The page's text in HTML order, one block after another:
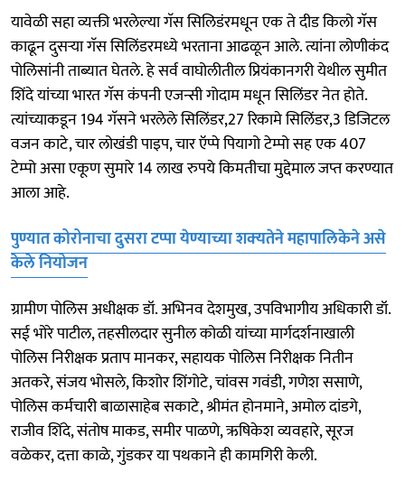
यावेळी सहा व्यक्ती भरलेल्या गॅस सिलिडंरमधून एक ते दीड किलो गॅस
काढून दुसऱ्या गॅस सिलिंडरमध्ये भरताना आढळून आले. त्यांना लोणीकंद
पोलिसांनी ताब्यात घेतले. हे सर्व वाघोलीतील प्रियंकानगरी येथील सुमीत
शिंदे यांच्या भारत गॅस कंपनी एजन्सी गोदाम मधून सिलिंडर नेत होते.
त्यांच्याकडून 194 गॅसने भरलेले सिलिंडर,27 रिकामे सिलिंडर,3 डिजिटल
वजन काटे, चार लोखंडी पाइप, चार ऍप्पे पियागो टेम्पो सह एक 407
टेम्पो असा एकूण सुमारे 14 लाख रुपये किमतीचा मुद्देमाल जप्त करण्यात
आला आहे.
पुण्यात कोरोनाचा दुसरा टप्पा येण्याच्या शक्‍यतेने महापालिकेने असे
केले नियोजन
ग्रामीण पोलिस अधीक्षक डॉ. अभिनव देशमुख, उपविभागीय अधिकारी डॉ.
सई भोरे पाटील, तहसीलदार सुनील कोळी यांच्या मार्गदर्शनाखाली
पोलिस निरीक्षक प्रताप मानकर, सहायक पोलिस निरीक्षक नितीन
अतकरे, संजय भोसले, किशोर शिंगोटे, चांवस गवंडी, गणेश ससाणे,
पोलिस कर्मचारी बाळासाहेब सकाटे, श्रीमंत होनमाने, अमोल दांडगे,
राजीव शिंदे, संतोष माकड, समीर पाळणे, ऋषिकेश व्यवहारे, सूरज
वळेकर, दत्ता काळे, गुंडकर या पथकाने ही कामगिरी केली.